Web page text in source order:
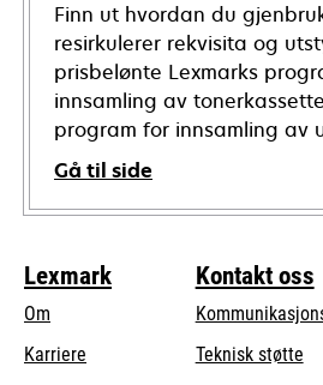
Finn ut hvordan du
resirkulerer rekvisita og
prisbelønte Lexmarks
innsamling av
program for innsamling av
Gå til side
Lexmark
Om
Karriere
Kontakt oss
Teknisk støtte